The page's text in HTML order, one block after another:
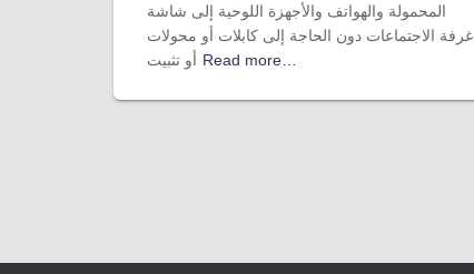
المحمولة والهواتف والأجهزة اللوحية إلى شاشة
غرفة الاجتماعات دون الحاجة إلى كابلات أو محولات
أو تثبيت Read more…